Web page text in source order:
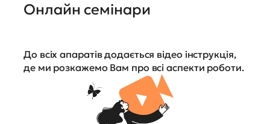
Онлайн семінари
До всіх апаратів додається відео інструкція,
де ми розкажемо Вам про всі аспекти роботи.